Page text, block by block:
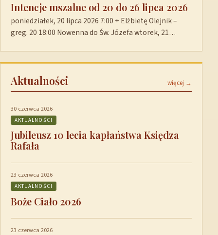
Intencje mszalne od 20 do 26 lipca 2026
poniedziałek, 20 lipca 2026 7:00 + Elżbietę Olejnik –
greg. 20 18:00 Nowenna do Św. Józefa wtorek, 21…
Aktualności więcej →
30 czerwca 2026
AKTUALNOŚCI
Jubileusz 10 lecia kapłaństwa Księdza
Rafała
23 czerwca 2026
AKTUALNOŚCI
Boże Ciało 2026
23 czerwca 2026